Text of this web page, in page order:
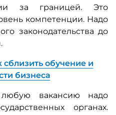
за границей. Это
компетенции. Надо
законодательства до
сблизить обучение и
бизнеса
вакансию надо
органах.